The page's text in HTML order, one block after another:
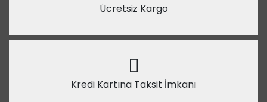
Ücretsiz Kargo
Kredi Kartına Taksit İmkanı